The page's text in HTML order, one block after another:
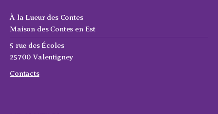
À la Lueur des Contes
Maison des Contes en Est
5 rue des Écoles
25700 Valentigney
Contacts